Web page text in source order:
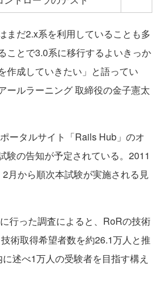
まだ2.x系を利用していることも多
ことで3.0系に移行するよいきっか
作成していきたい」と語ってい
ールラーニング 取締役の金子憲太
ータルサイト「Rails Hub」のオ
験の告知が予定されている。2011
月から順次本試験が実施される見
行った調査によると、RoRの技術
術取得希望者数を約26.1万人と推
述べ1万人の受験者を目指す構え